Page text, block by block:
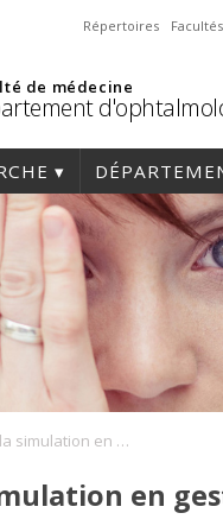
Répertoires Facultés
de médecine
Formation par la simulation en gestion de situations critiques (R5)
en